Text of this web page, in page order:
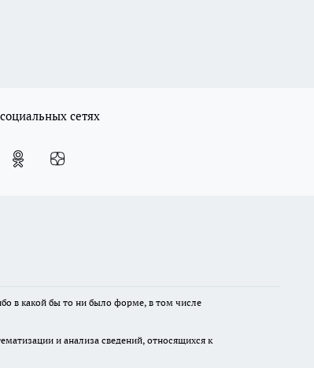
сетях
в какой бы то ни было форме, в том числе
и анализа сведений, относящихся к